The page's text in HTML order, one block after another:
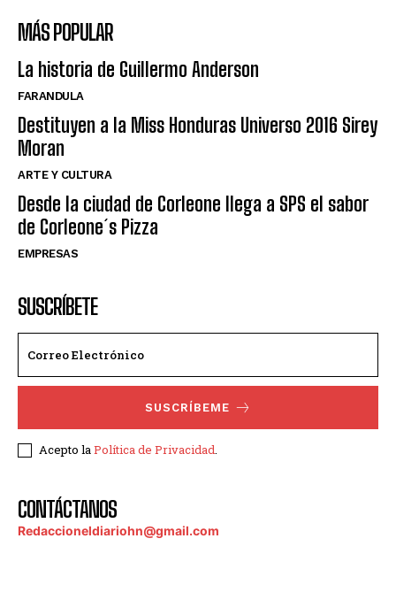
MÁS POPULAR
La historia de Guillermo Anderson
FARANDULA
Destituyen a la Miss Honduras Universo 2016 Sirey
Moran
ARTE Y CULTURA
Desde la ciudad de Corleone llega a SPS el sabor
de Corleone´s Pizza
EMPRESAS
SUSCRÍBETE
SUSCRÍBEME
Acepto laPolítica de Privacidad.
CONTÁCTANOS
Redaccioneldiariohn@gmail.com